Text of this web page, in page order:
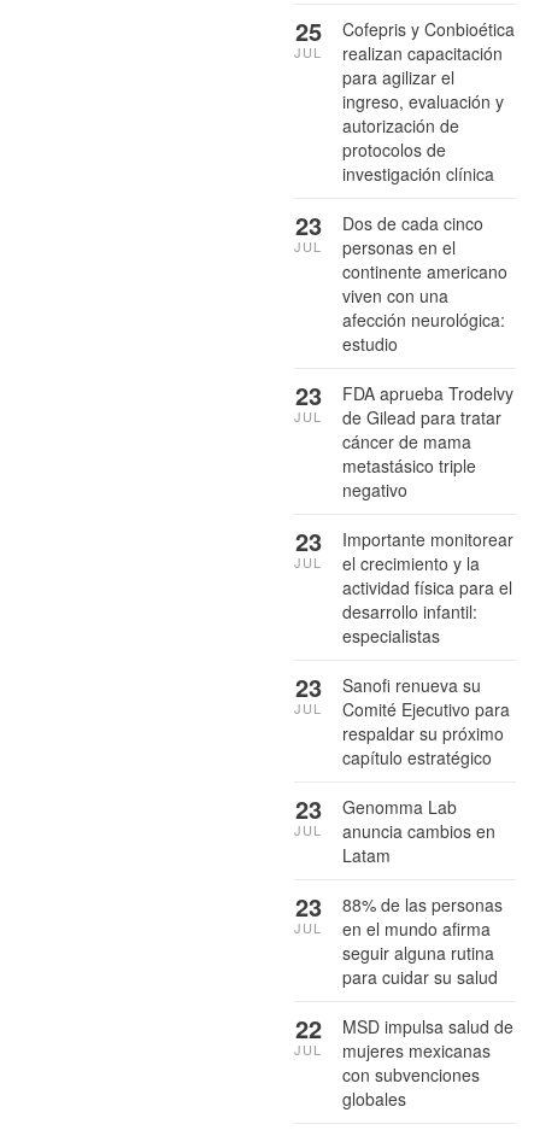
Cofepris y Conbioética
realizan capacitación
para agilizar el
ingreso, evaluación y
autorización de
protocolos de
investigación clínica
25
JUL
Dos de cada cinco
personas en el
continente americano
viven con una
afección neurológica:
estudio
23
JUL
FDA aprueba Trodelvy
de Gilead para tratar
cáncer de mama
metastásico triple
negativo
23
JUL
Importante monitorear
el crecimiento y la
actividad física para el
desarrollo infantil:
especialistas
23
JUL
Sanofi renueva su
Comité Ejecutivo para
respaldar su próximo
capítulo estratégico
23
JUL
Genomma Lab
anuncia cambios en
Latam
23
JUL
88% de las personas
en el mundo afirma
seguir alguna rutina
para cuidar su salud
23
JUL
MSD impulsa salud de
mujeres mexicanas
con subvenciones
globales
22
JUL